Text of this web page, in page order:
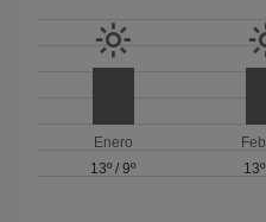
Enero
13º /9º
13º